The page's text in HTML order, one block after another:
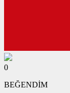
0
BEĞENDİM